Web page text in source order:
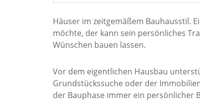
Häuser im zeitgemäßem Bauhausstil.
möchte, der kann sein persönliches
Wünschen bauen lassen.
Vor dem eigentlichen Hausbau
Grundstückssuche oder der
der Bauphase immer ein persönlicher